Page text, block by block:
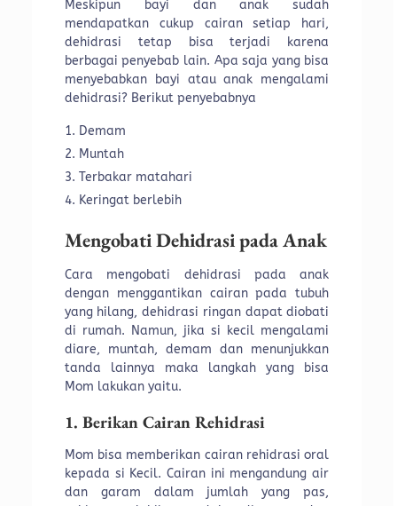
Meskipun bayi dan anak sudah
mendapatkan cukup cairan setiap hari,
dehidrasi tetap bisa terjadi karena
berbagai penyebab lain. Apa saja yang bisa
menyebabkan bayi atau anak mengalami
dehidrasi? Berikut penyebabnya
Demam
Muntah
Terbakar matahari
Keringat berlebih
Mengobati Dehidrasi pada Anak
Cara mengobati dehidrasi pada anak
dengan menggantikan cairan pada tubuh
yang hilang, dehidrasi ringan dapat diobati
di rumah. Namun, jika si kecil mengalami
diare, muntah, demam dan menunjukkan
tanda lainnya maka langkah yang bisa
Mom lakukan yaitu.
1. Berikan Cairan Rehidrasi
Mom bisa memberikan cairan rehidrasi oral
kepada si Kecil. Cairan ini mengandung air
dan garam dalam jumlah yang pas,